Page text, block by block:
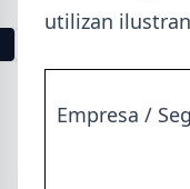
Buscar
utilizan
Empresa /